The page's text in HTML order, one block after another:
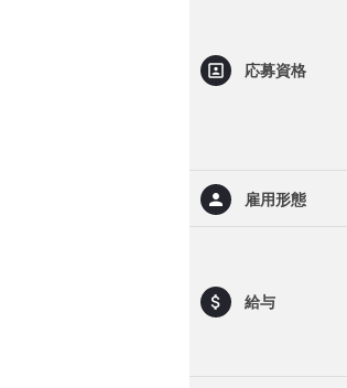
応募資格
雇用形態
給与